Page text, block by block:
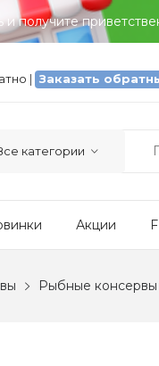
и получите
| Заказать
Акции
Рыбные консервы